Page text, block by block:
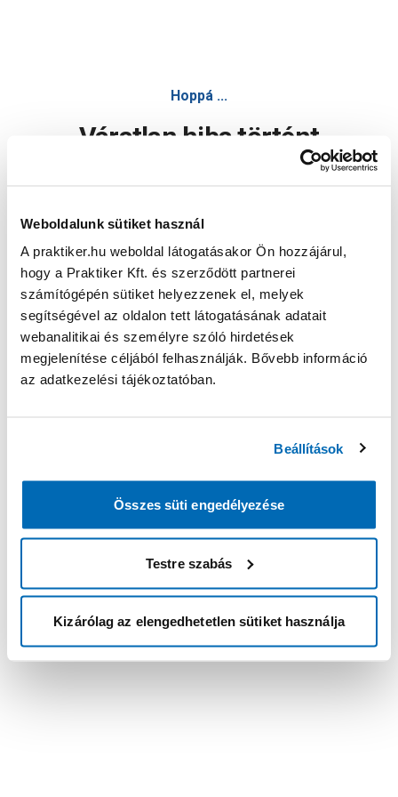
Weboldalunk sütiket használ
A praktiker.hu weboldal látogatásakor Ön hozzájárul,
hogy a Praktiker Kft. és szerződött partnerei
számítógépén sütiket helyezzenek el, melyek
segítségével az oldalon tett látogatásának adatait
webanalitikai és személyre szóló hirdetések
megjelenítése céljából felhasználják. Bővebb információ
az adatkezelési tájékoztatóban.
Beállítások
Összes süti engedélyezése
Testre szabás
Kizárólag az elengedhetetlen sütiket használja
Hoppá ...
Váratlan hiba történt
Oldal újratöltése